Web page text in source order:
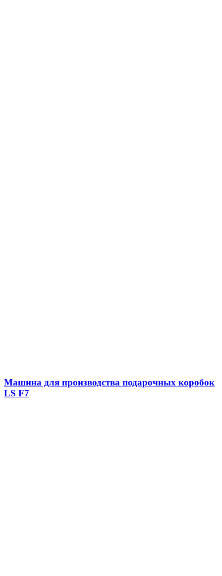
Машина для производства подарочных коробок
LS F7